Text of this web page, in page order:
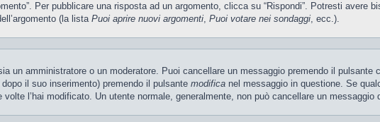
Per pubblicare una risposta ad un argomento, clicca su “Rispondi”. Potresti avere
(la lista Puoi aprire nuovi argomenti, Puoi votare nei sondaggi, ecc.).
un amministratore o un moderatore. Puoi cancellare un messaggio premendo il
il suo inserimento) premendo il pulsante modifica nel messaggio in questione. Se
l’hai modificato. Un utente normale, generalmente, non può cancellare un messaggio